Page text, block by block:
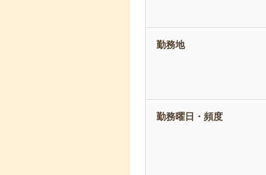
勤務地
勤務曜日・頻度